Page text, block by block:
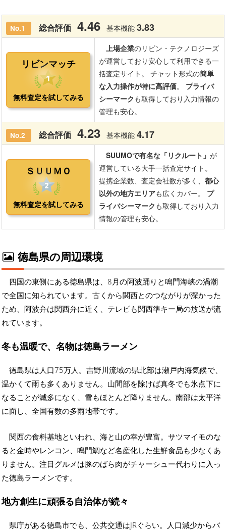
徳島県の周辺環境
四国の東側にある徳島県は、8月の阿波踊りと鳴門海峡の渦潮
で全国に知られています。古くから関西とのつながりが深かった
ため、阿波弁は関西弁に近く、テレビも関西準キー局の放送が流
れています。
冬も温暖で、名物は徳島ラーメン
徳島県は人口75万人。吉野川流域の県北部は瀬戸内海気候で、
温かくて雨も多くありません。山間部を除けば真冬でも氷点下に
なることが滅多になく、雪もほとんど降りません。南部は太平洋
に面し、全国有数の多雨地帯です。
関西の食料基地といわれ、海と山の幸が豊富。サツマイモのな
ると金時やレンコン、鳴門鯛など名産化した生鮮食品も少なくあ
りません。注目グルメは豚のばら肉がチャーシュー代わりに入っ
た徳島ラーメンです。
地方創生に頑張る自治体が続々
県庁がある徳島市でも、公共交通はJRぐらい。人口減少からバ